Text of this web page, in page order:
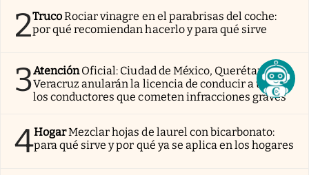
2TrucoRociar vinagre en el parabrisas del coche:
por qué recomiendan hacerlo y para qué sirve
3AtenciónOficial: Ciudad de México, Querétaro y
Veracruz anularán la licencia de conducir a todos
los conductores que cometen infracciones graves
4HogarMezclar hojas de laurel con bicarbonato:
para qué sirve y por qué ya se aplica en los hogares